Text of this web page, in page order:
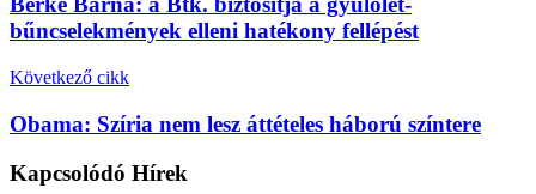
bűncselekmények elleni hatékony fellépést
Következő cikk
Obama: Szíria nem lesz áttételes háború színtere
Kapcsolódó Hírek